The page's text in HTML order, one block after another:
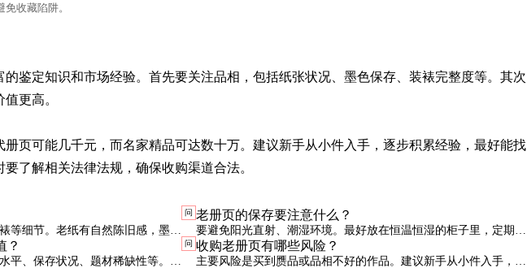
收藏陷阱。
的鉴定知识和市场经验。首先要关注品相，包括纸张状况、墨色保存、装裱完整度等。其次
更高。
页可能几千元，而名家精品可达数十万。建议新手从小件入手，逐步积累经验，最好能找
了解相关法律法规，确保收购渠道合法。
等细节。老纸有自然陈旧感，墨色
借助放大镜等工具仔细观察，必要
问 老册页的保存要注意什么？
要避免阳光直射、潮湿环境。最好放在恒温恒湿的柜子里，定期检
查。如果发现虫蛀或霉变，要及时请专业修复师处理。
？
平、保存状况、题材稀缺性等。名
问 收购老册页有哪些风险？
主要风险是买到赝品或品相不好的作品。建议新手从小件入手，多